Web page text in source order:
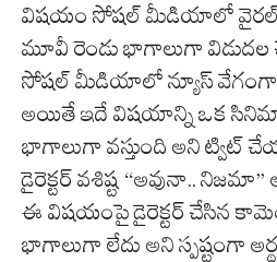
విషయం సోషల్ మీడియాలో వైరల్
మూవీ రెండు భాగాలుగా
సోషల్ మీడియాలో న్యూస్ వేగంగా
అయితే ఇదే విషయాన్ని ఒక సినిమా
భాగాలుగా వస్తుంది అని ట్విట్
డైరెక్టర్ వశిష్ట “అవునా..
ఈ విషయంపై డైరెక్టర్ చేసిన
భాగాలుగా లేదు అని స్పష్టంగా